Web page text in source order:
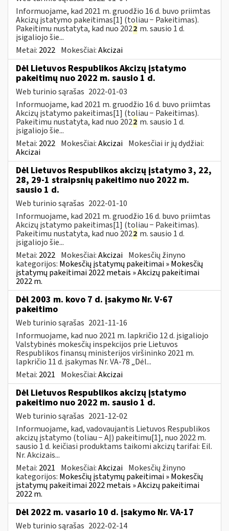
Informuojame, kad 2021 m. gruodžio 16 d. buvo priimtas
Akcizų įstatymo pakeitimas[1] (toliau − Pakeitimas).
Pakeitimu nustatyta, kad nuo 2022 m. sausio 1 d.
įsigaliojo šie...
Metai: 2022 Mokesčiai:Akcizai
Dėl Lietuvos Respublikos Akcizų įstatymo
pakeitimų nuo 2022 m. sausio 1 d.
Web turinio sąrašas 2022-01-03
Informuojame, kad 2021 m. gruodžio 16 d. buvo priimtas
Akcizų įstatymo pakeitimas[1] (toliau − Pakeitimas).
Pakeitimu nustatyta, kad nuo 2022 m. sausio 1 d.
įsigaliojo šie...
Metai: 2022 Mokesčiai:Akcizai Mokesčiai ir jų dydžiai:
Akcizai
Dėl Lietuvos Respublikos akcizų įstatymo 3, 22,
28, 29-1 straipsnių pakeitimo nuo 2022 m.
sausio 1 d.
Web turinio sąrašas 2022-01-10
Informuojame, kad 2021 m. gruodžio 16 d. buvo priimtas
Akcizų įstatymo pakeitimas[1] (toliau − Pakeitimas).
Pakeitimu nustatyta, kad nuo 2022 m. sausio 1 d.
įsigaliojo šie...
Metai: 2022 Mokesčiai:Akcizai Mokesčių žinyno
kategorijos: Mokesčių įstatymų pakeitimai » Mokesčių
įstatymų pakeitimai 2022 metais » Akcizų pakeitimai
2022 m.
Dėl 2003 m. kovo 7 d. įsakymo Nr. V-67
pakeitimo
Web turinio sąrašas 2021-11-16
Informuojame, kad nuo 2021 m. lapkričio 12 d. įsigaliojo
Valstybinės mokesčių inspekcijos prie Lietuvos
Respublikos finansų ministerijos viršininko 2021 m.
lapkričio 11 d. įsakymas Nr. VA-78 „Dėl...
Metai: 2021 Mokesčiai:Akcizai
Dėl Lietuvos Respublikos akcizų įstatymo
pakeitimo nuo 2022 m. sausio 1 d.
Web turinio sąrašas 2021-12-02
Informuojame, kad, vadovaujantis Lietuvos Respublikos
akcizų įstatymo (toliau − AĮ) pakeitimu[1], nuo 2022 m.
sausio 1 d. keičiasi produktams taikomi akcizų tarifai: Eil.
Nr. Akcizais...
Metai: 2021 Mokesčiai:Akcizai Mokesčių žinyno
kategorijos: Mokesčių įstatymų pakeitimai » Mokesčių
įstatymų pakeitimai 2022 metais » Akcizų pakeitimai
2022 m.
Dėl 2022 m. vasario 10 d. įsakymo Nr. VA-17
Web turinio sąrašas 2022-02-14